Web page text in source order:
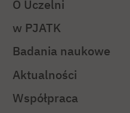
O Uczelni
w PJATK
Badania naukowe
Aktualności
Współpraca